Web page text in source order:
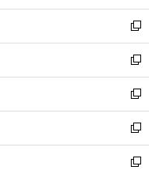
開
く
ウ
で
開
く
ン
ド
ウ
で
開
く
ウ
ィ
ン
ド
ウ
で
開
く
新
し
い
ウ
ィ
ン
ド
ウ
で
新
し
い
ウ
ィ
ン
ド
新
し
い
ウ
ィ
新
し
い
新